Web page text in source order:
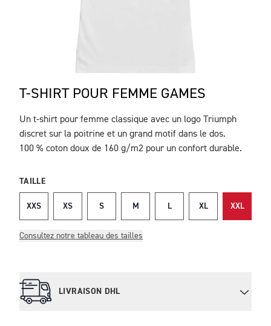
T-SHIRT POUR FEMME GAMES
DESCRIPTION
Un t-shirt pour femme classique avec un logo Triumph
discret sur la poitrine et un grand motif dans le dos.
100 % coton doux de 160 g/m2 pour un confort durable.
TAILLE
XXS XS S M L XL XXL
Consultez notre tableau des tailles
LIVRAISON DHL